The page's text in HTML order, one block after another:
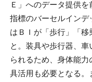
Ｅ」へのデータ提供
指標のバーセルインデ
はＢＩが「歩行」「移
と。装具や歩行器、
られるため、身体能
具活用も必要となる。